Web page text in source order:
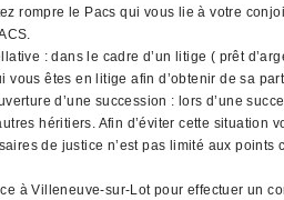
rompre le Pacs qui vous lie à votre
: dans le cadre d’un litige ( prêt
vous êtes en litige afin d’obtenir de sa
d’une succession : lors d’une
héritiers. Afin d’éviter cette
de justice n’est pas limité aux
à Villeneuve-sur-Lot pour effectuer un